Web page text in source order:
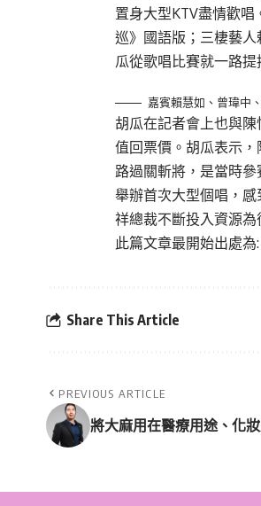
置身大型KTV盡情歡
巡》國語版；三棲藝
瓜從歌唱比賽就一路
嘉賓賴慧如、曾瑋中
胡瓜在記者會上也與
值回票價。胡瓜表示
路過關斬將，是當時
舉辦首次大型個唱，
祥總裁不斷投入資源
此篇文章最開始出處為:
Share This Article
PREVIOUS ARTICLE
將大麻用在醫療用途、化